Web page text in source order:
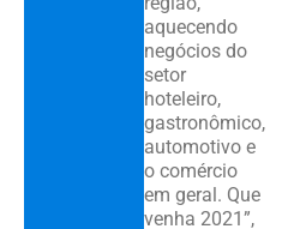
aquecendo
negócios do
setor
hoteleiro,
gastronômico,
automotivo e
o comércio
em geral. Que
venha 2021”,